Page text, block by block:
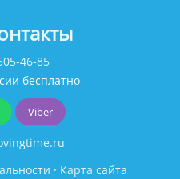
46-85
бесплатно
Viber
· Карта сайта